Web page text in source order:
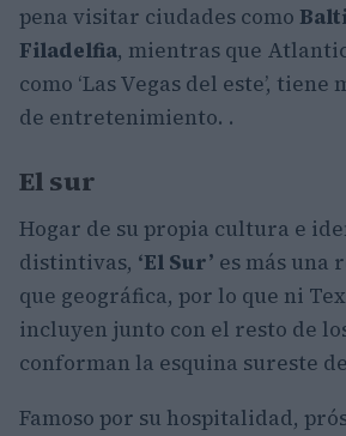
pena visitar ciudades como
Filadelfia, mientras que
como ‘Las Vegas del este’, tiene
de entretenimiento. .
El sur
Hogar de su propia cultura e
distintivas, ‘El Sur’ es más una
que geográfica, por lo que ni
incluyen junto con el resto de
conforman la esquina sureste de
Famoso por su hospitalidad,